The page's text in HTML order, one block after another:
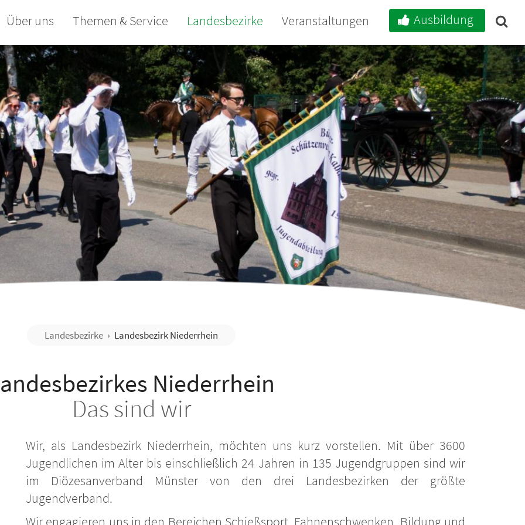
Über uns Themen & Service Landesbezirke Veranstaltungen Ausbildung
Landesbezirke Landesbezirk Niederrhein
Niederrhein
Das sind wir
Wir, als Landesbezirk Niederrhein, möchten uns kurz vorstellen. Mit über 3600
Jugendlichen im Alter bis einschließlich 24 Jahren in 135 Jugendgruppen sind wir
im Diözesanverband Münster von den drei Landesbezirken der größte
Jugendverband.
Wir engagieren uns in den Bereichen Schießsport, Fahnenschwenken, Bildung und